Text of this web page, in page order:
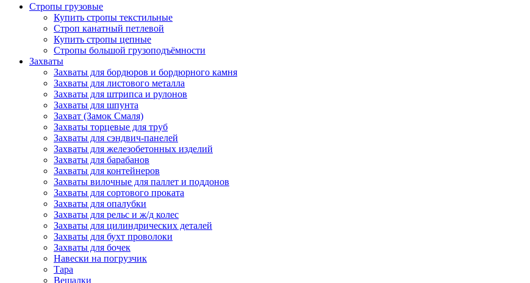
Стропы грузовые
Купить стропы текстильные
Строп канатный петлевой
Купить стропы цепные
Стропы большой грузоподъёмности
Захваты
Захваты для бордюров и бордюрного камня
Захваты для листового металла
Захваты для штрипса и рулонов
Захваты для шпунта
Захват (Замок Смаля)
Захваты торцевые для труб
Захваты для сэндвич-панелей
Захваты для железобетонных изделий
Захваты для барабанов
Захваты для контейнеров
Захваты вилочные для паллет и поддонов
Захваты для сортового проката
Захваты для опалубки
Захваты для рельс и ж/д колес
Захваты для цилиндрических деталей
Захваты для бухт проволоки
Захваты для бочек
Навески на погрузчик
Тара
Вешалки